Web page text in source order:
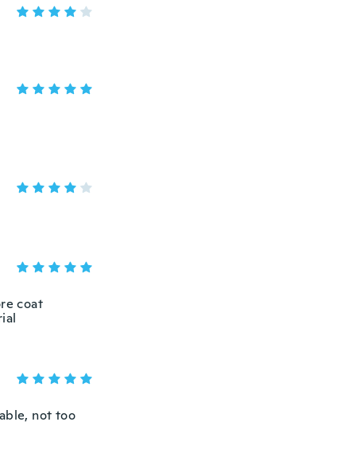
coat
not too